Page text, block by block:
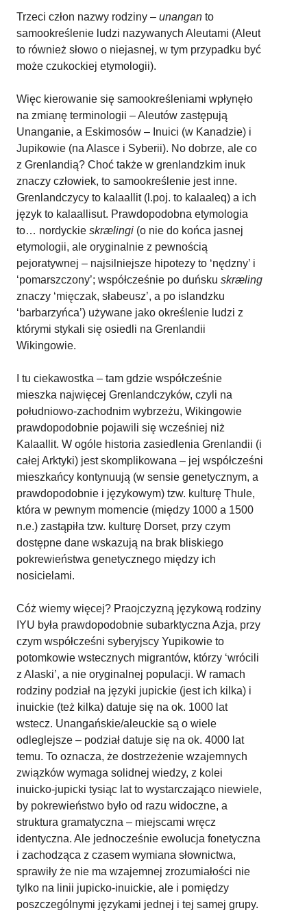
Trzeci człon nazwy rodziny – unangan to
samookreślenie ludzi nazywanych Aleutami (Aleut
to również słowo o niejasnej, w tym przypadku być
może czukockiej etymologii).
Więc kierowanie się samookreśleniami wpłynęło
na zmianę terminologii – Aleutów zastępują
Unanganie, a Eskimosów – Inuici (w Kanadzie) i
Jupikowie (na Alasce i Syberii). No dobrze, ale co
z Grenlandią? Choć także w grenlandzkim inuk
znaczy człowiek, to samookreślenie jest inne.
Grenlandczycy to kalaallit (l.poj. to kalaaleq) a ich
język to kalaallisut. Prawdopodobna etymologia
to… nordyckie skrælingi (o nie do końca jasnej
etymologii, ale oryginalnie z pewnością
pejoratywnej – najsilniejsze hipotezy to ‘nędzny’ i
‘pomarszczony’; współcześnie po duńsku skræling
znaczy ‘mięczak, słabeusz’, a po islandzku
‘barbarzyńca’) używane jako określenie ludzi z
którymi stykali się osiedli na Grenlandii
Wikingowie.
I tu ciekawostka – tam gdzie współcześnie
mieszka najwięcej Grenlandczyków, czyli na
południowo-zachodnim wybrzeżu, Wikingowie
prawdopodobnie pojawili się wcześniej niż
Kalaallit. W ogóle historia zasiedlenia Grenlandii (i
całej Arktyki) jest skomplikowana – jej współcześni
mieszkańcy kontynuują (w sensie genetycznym, a
prawdopodobnie i językowym) tzw. kulturę Thule,
która w pewnym momencie (między 1000 a 1500
n.e.) zastąpiła tzw. kulturę Dorset, przy czym
dostępne dane wskazują na brak bliskiego
pokrewieństwa genetycznego między ich
nosicielami.
Cóż wiemy więcej? Praojczyzną językową rodziny
IYU była prawdopodobnie subarktyczna Azja, przy
czym współcześni syberyjscy Yupikowie to
potomkowie wstecznych migrantów, którzy ‘wrócili
z Alaski’, a nie oryginalnej populacji. W ramach
rodziny podział na języki jupickie (jest ich kilka) i
inuickie (też kilka) datuje się na ok. 1000 lat
wstecz. Unangańskie/aleuckie są o wiele
odleglejsze – podział datuje się na ok. 4000 lat
temu. To oznacza, że dostrzeżenie wzajemnych
związków wymaga solidnej wiedzy, z kolei
inuicko-jupicki tysiąc lat to wystarczająco niewiele,
by pokrewieństwo było od razu widoczne, a
struktura gramatyczna – miejscami wręcz
identyczna. Ale jednocześnie ewolucja fonetyczna
i zachodząca z czasem wymiana słownictwa,
sprawiły że nie ma wzajemnej zrozumiałości nie
tylko na linii jupicko-inuickie, ale i pomiędzy
poszczególnymi językami jednej i tej samej grupy.